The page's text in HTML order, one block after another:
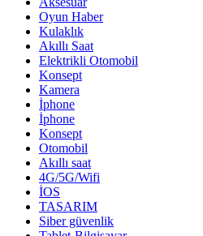
Oyun Haber
Kulaklık
Akıllı Saat
Elektrikli Otomobil
Konsept
Kamera
İphone
İphone
Konsept
Otomobil
Akıllı saat
4G/5G/Wifi
İOS
TASARIM
Siber güvenlik